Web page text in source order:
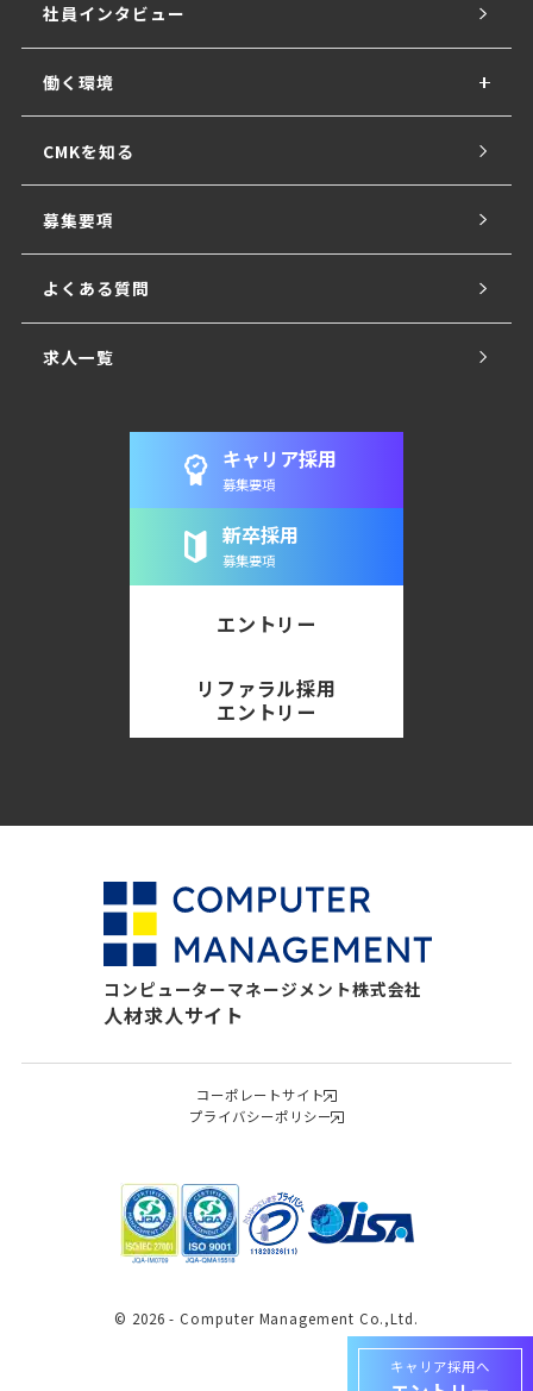
キャリア採用へ
社員インタビュー
働く環境
CMKを知る
募集要項
よくある質問
求人一覧
キャリア採用
募集要項
新卒採用
募集要項
エントリー
リファラル採用
エントリー
コンピューターマネージメント株式会社
人材求人サイト
コーポレートサイト
プライバシーポリシー
© 2026 - Computer Management Co.,Ltd.